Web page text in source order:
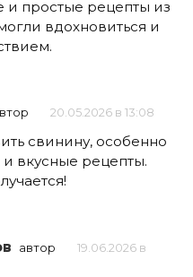
и простые рецепты из
вдохновиться и
20.05.2026 в 13:08
свинину, особенно
и вкусные рецепты.
автор
19.06.2026 в